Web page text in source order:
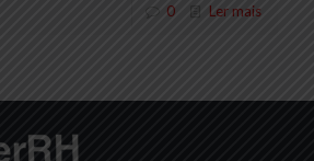
0 Ler mais